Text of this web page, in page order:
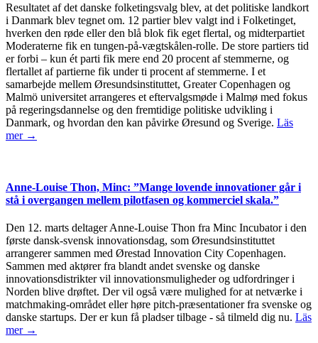
Resultatet af det danske folketingsvalg blev, at det politiske landkort
i Danmark blev tegnet om. 12 partier blev valgt ind i Folketinget,
hverken den røde eller den blå blok fik eget flertal, og midterpartiet
Moderaterne fik en tungen-på-vægtskålen-rolle. De store partiers tid
er forbi – kun ét parti fik mere end 20 procent af stemmerne, og
flertallet af partierne fik under ti procent af stemmerne. I et
samarbejde mellem Øresundsinstituttet, Greater Copenhagen og
Malmö universitet arrangeres et eftervalgsmøde i Malmø med fokus
på regeringsdannelse og den fremtidige politiske udvikling i
Danmark, og hvordan den kan påvirke Øresund og Sverige. Läs
mer →
Anne-Louise Thon, Minc: ”Mange lovende innovationer går i
stå i overgangen mellem pilotfasen og kommerciel skala.”
Den 12. marts deltager Anne-Louise Thon fra Minc Incubator i den
første dansk-svensk innovationsdag, som Øresundsinstituttet
arrangerer sammen med Ørestad Innovation City Copenhagen.
Sammen med aktører fra blandt andet svenske og danske
innovationsdistrikter vil innovationsmuligheder og udfordringer i
Norden blive drøftet. Der vil også være mulighed for at netværke i
matchmaking-området eller høre pitch-præsentationer fra svenske og
danske startups. Der er kun få pladser tilbage - så tilmeld dig nu. Läs
mer →